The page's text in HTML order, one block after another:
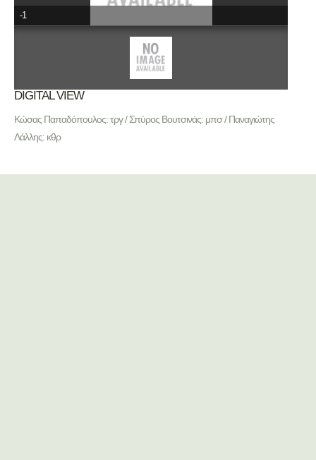
-1
DIGITAL VIEW
Κώσας Παπαδόπουλος: τργ / Σπύρος Βουτσινάς: μπσ / Παναγιώτης
Λάλλης: κθρ